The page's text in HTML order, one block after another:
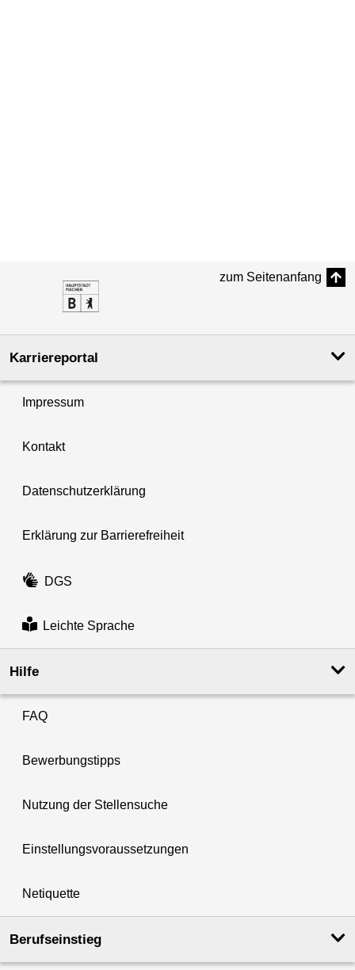
zum Seitenanfang
Karriereportal
Impressum
Kontakt
Datenschutzerklärung
Erklärung zur Barrierefreiheit
DGS
Leichte Sprache
Hilfe
FAQ
Bewerbungstipps
Nutzung der Stellensuche
Einstellungsvoraussetzungen
Netiquette
Berufseinstieg